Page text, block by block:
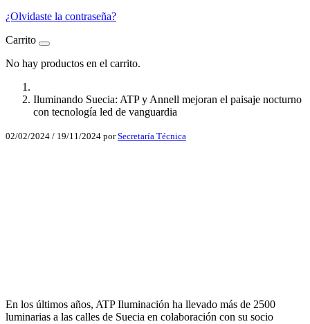
¿Olvidaste la contraseña?
Carrito
No hay productos en el carrito.
Iluminando Suecia: ATP y Annell mejoran el paisaje nocturno
con tecnología led de vanguardia
02/02/2024 / 19/11/2024 porSecretaría Técnica
En los últimos años, ATP Iluminación ha llevado más de 2500
luminarias a las calles de Suecia en colaboración con su socio